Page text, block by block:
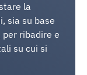
la
sia su base
ribadire e
su cui si